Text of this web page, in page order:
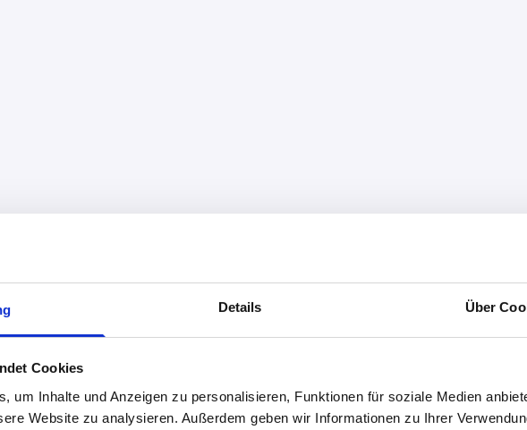
Details Über
Cookies
um Inhalte und Anzeigen zu personalisieren, Funktionen für soziale Medien
Website zu analysieren. Außerdem geben wir Informationen zu Ihrer